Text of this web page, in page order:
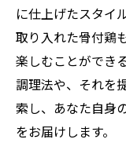
に仕上げたスタイ
取り入れた骨付鶏
楽しむことができ
調理法や、それを
索し、あなた自身
をお届けします。